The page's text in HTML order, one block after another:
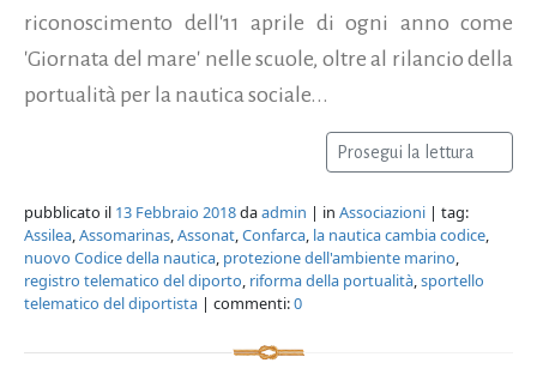
riconoscimento dell'11 aprile di ogni anno come
'Giornata del mare' nelle scuole, oltre al rilancio della
portualità per la nautica sociale...
Prosegui la lettura
pubblicato il 13 Febbraio 2018daadmin | in Associazioni | tag:
Assilea,Assomarinas,Assonat,Confarca, la nautica cambia codice,
nuovo Codice della nautica, protezione dell'ambiente marino,
registro telematico del diporto, riforma della portualità,sportello
telematico del diportista | commenti:0